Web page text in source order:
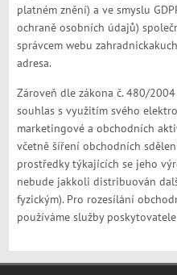
platném znění) a ve smyslu
ochraně osobních údajů)
správcem webu
adresa.
Zároveň dle zákona č. 480/
souhlas s využitím svého
marketingové a obchodních
včetně šíření obchodních
prostředky týkajících se jeho
nebude jakkoli distribuován
fyzickým). Pro rozesílání
používáme služby